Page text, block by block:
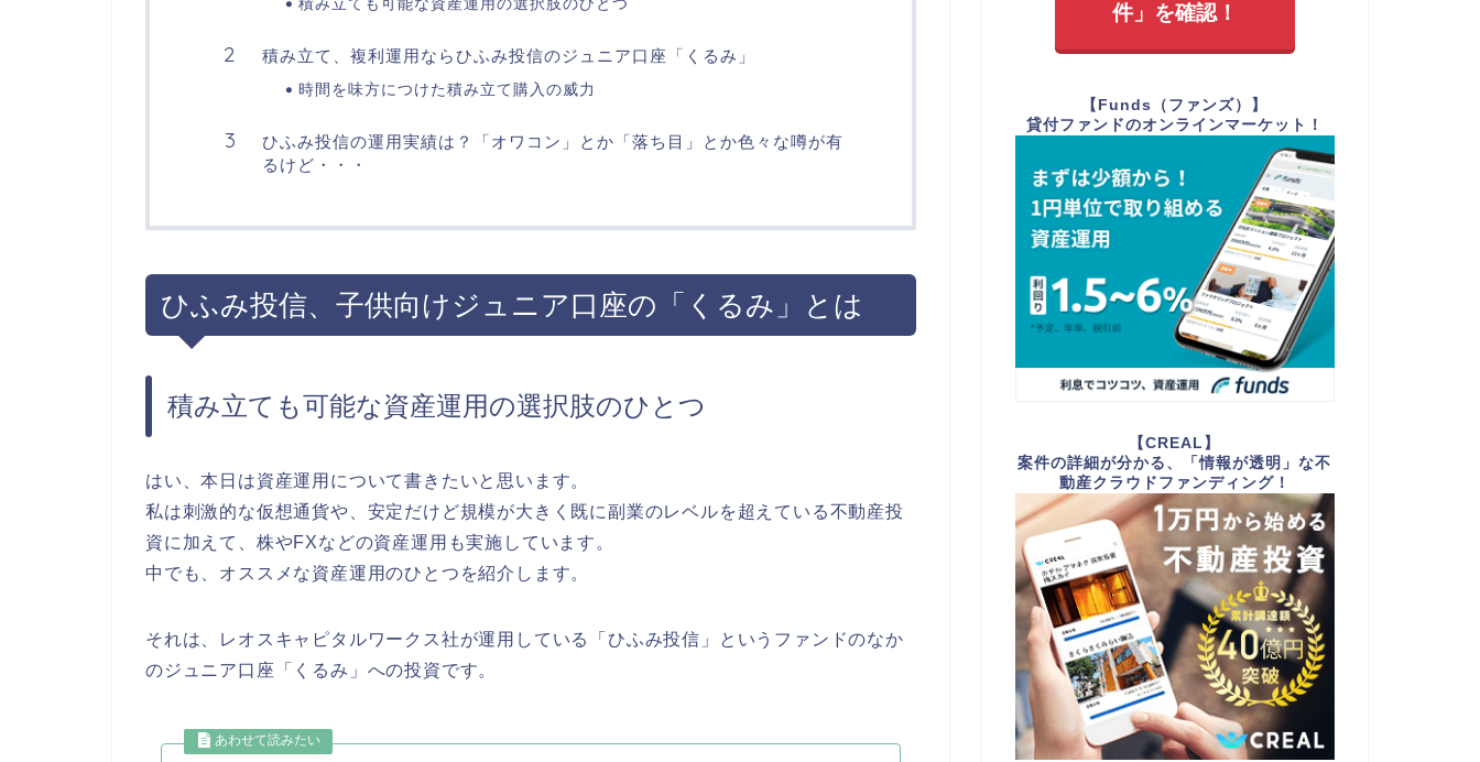
積み立て、複利運用ならひふみ投信のジュニア口座「くるみ」
時間を味方につけた積み立て購入の威力
ひふみ投信の運用実績は？「オワコン」とか「落ち目」とか色々な噂が有
るけど・・・
ひふみ投信、子供向けジュニア口座の「くるみ」とは
積み立ても可能な資産運用の選択肢のひとつ
はい、本日は資産運用について書きたいと思います。
私は刺激的な仮想通貨や、安定だけど規模が大きく既に副業のレベルを超えている不動産投
資に加えて、株やFXなどの資産運用も実施しています。
中でも、オススメな資産運用のひとつを紹介します。
それは、レオスキャピタルワークス社が運用している「ひふみ投信」というファンドのなか
のジュニア口座「くるみ」への投資です。
件」を確認！
【Funds（ファンズ）】
貸付ファンドのオンラインマーケット！
【CREAL】
案件の詳細が分かる、「情報が透明」な不
動産クラウドファンディング！